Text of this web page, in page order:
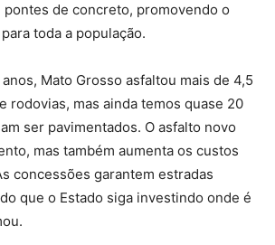
pontes de concreto, promovendo o
toda a população.
Mato Grosso asfaltou mais de 4,5
rodovias, mas ainda temos quase 20
ser pavimentados. O asfalto novo
mas também aumenta os custos
concessões garantem estradas
que o Estado siga investindo onde é